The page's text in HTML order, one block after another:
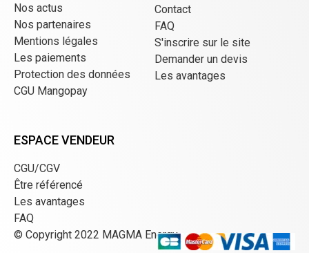
Nos actus
Nos partenaires
Mentions légales
Les paiements
Protection des données
CGU Mangopay
Contact
FAQ
S'inscrire sur le site
Demander un devis
Les avantages
ESPACE VENDEUR
CGU/CGV
Être référencé
Les avantages
FAQ
© Copyright 2022 MAGMA Energy